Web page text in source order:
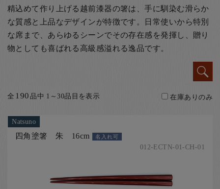
銀座夏野・箸長について
こども和食器 小夏について
ご利用ガイド
店舗紹介
お問い合わせ
お知らせ
精込めて作り上げる越前漆器の箸は、手に馴染む滑らか
な質感と上品なデザインが特徴です。日常使いから特別
な席まで、あらゆるシーンでその存在感を発揮し、贈り
物としても喜ばれる高級感溢れる逸品です。
全 190品中 1～30品目を表示 在庫ありのみ
Natsuno
四角塗箸 朱 16cm 名入れ可
012-ECTN-01-CH-01